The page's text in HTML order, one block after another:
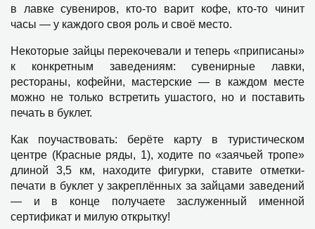
в лавке сувениров, кто-то варит кофе, кто-то чинит
часы — у каждого своя роль и своё место.
Некоторые зайцы перекочевали и теперь «приписаны»
к конкретным заведениям: сувенирные лавки,
рестораны, кофейни, мастерские — в каждом месте
можно не только встретить ушастого, но и поставить
печать в буклет.
Как поучаствовать: берёте карту в туристическом
центре (Красные ряды, 1), ходите по «заячьей тропе»
длиной 3,5 км, находите фигурки, ставите отметки-
печати в буклет у закреплённых за зайцами заведений
— и в конце получаете заслуженный именной
сертификат и милую открытку!